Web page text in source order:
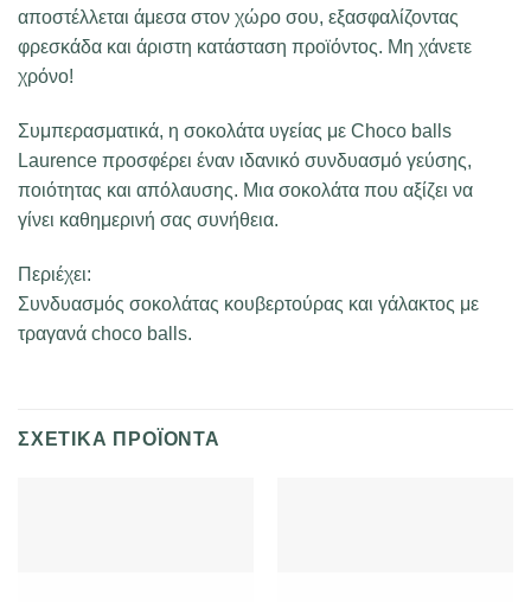
αποστέλλεται άμεσα στον χώρο σου, εξασφαλίζοντας
φρεσκάδα και άριστη κατάσταση προϊόντος. Μη χάνετε
χρόνο!
Συμπερασματικά, η σοκολάτα υγείας με Choco balls
Laurence προσφέρει έναν ιδανικό συνδυασμό γεύσης,
ποιότητας και απόλαυσης. Μια σοκολάτα που αξίζει να
γίνει καθημερινή σας συνήθεια.
Περιέχει:
Συνδυασμός σοκολάτας κουβερτούρας και γάλακτος με
τραγανά choco balls.
ΣΧΕΤΙΚΆ ΠΡΟΪΌΝΤΑ